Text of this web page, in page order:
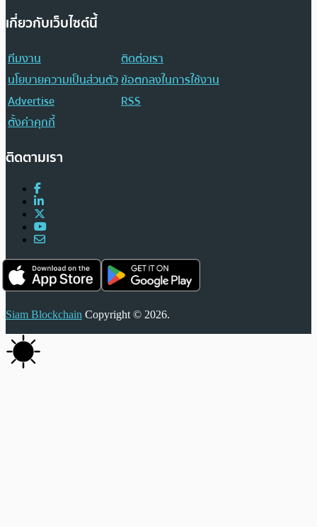
เกี่ยวกับเว็บไซต์นี้
ทีมงาน
ติดต่อเรา
นโยบายความเป็นส่วนตัวข้อตกลงในการใช้งาน
Advertise
RSS
ตั้งค่าคุกกี้
ติดตามเรา
Siam Blockchain Copyright © 2026.